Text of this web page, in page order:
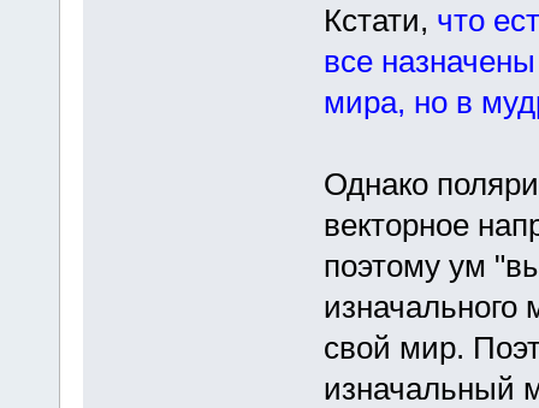
Кстати, что
все
мира, но в
Однако
векторное
поэтому ум
изначального
свой мир.
изначальный